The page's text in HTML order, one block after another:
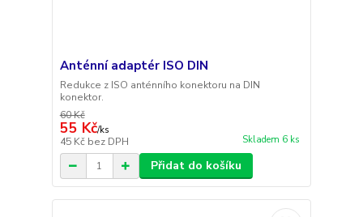
Anténní adaptér ISO DIN
Redukce z ISO anténního konektoru na DIN
konektor.
60 Kč
55 Kč/ks
45 Kč bez DPH Skladem 6 ks
Přidat do košíku